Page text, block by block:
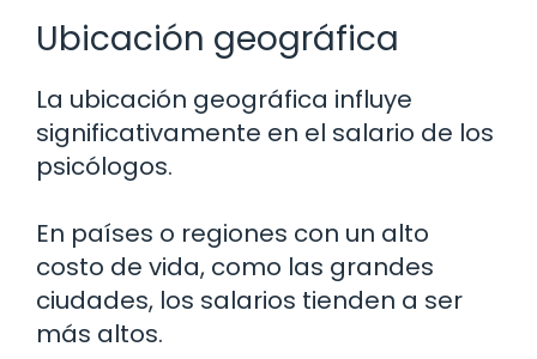
Ubicación geográfica
La ubicación geográfica influye
significativamente en el salario de los
psicólogos.
En países o regiones con un alto
costo de vida, como las grandes
ciudades, los salarios tienden a ser
más altos.